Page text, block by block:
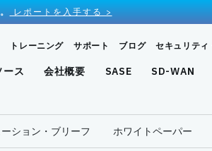
レポートを入手する >
トレーニング サポート ブログ セキュリティ
ース 会社概要 SASE SD-WAN
ション・ブリーフ ホワイトペーパー